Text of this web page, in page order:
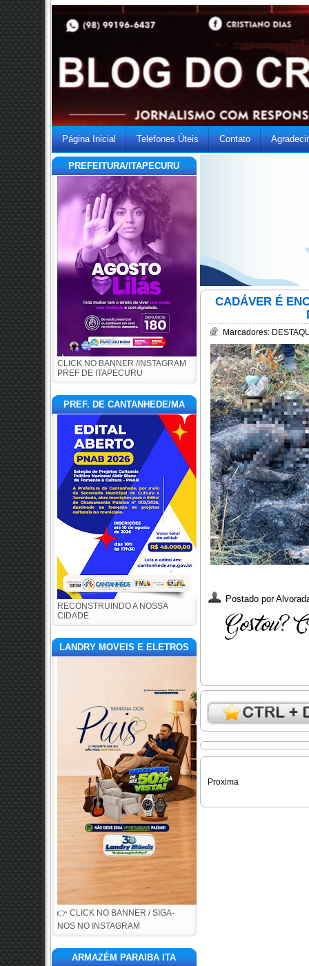
Página Inicial Telefones Úteis Contato
PREFEITURA/ITAPECURU
CLICK NO BANNER /INSTAGRAM
PREF DE ITAPECURU
PREF. DE CANTANHEDE/MA
RECONSTRUINDO A NOSSA
CIDADE
LANDRY MOVEIS E ELETROS
👉 CLICK NO BANNER / SIGA-
NOS NO INSTAGRAM
ARMAZÉM PARAIBA ITA
CADÁVER É
Marcadores:
Postado por
Proxima